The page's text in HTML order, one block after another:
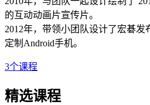
的互动动画片宣传片。
2012年，带领小团队设计了宏碁发
定制Android手机。
3个课程
精选课程